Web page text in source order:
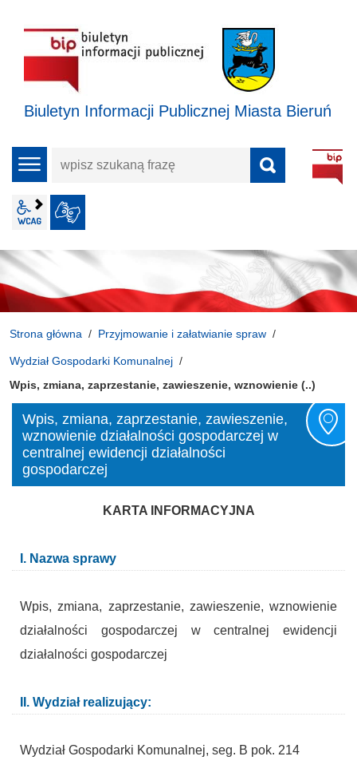
Biuletyn Informacji Publicznej Miasta Bieruń
menu
wpisz
frazę
wcag2.1
Strona główna Przyjmowanie i załatwianie spraw
Wydział Gospodarki Komunalnej
Wpis, zmiana, zaprzestanie, zawieszenie, wznowienie (..)
Wpis, zmiana, zaprzestanie, zawieszenie,
wznowienie działalności gospodarczej w
centralnej ewidencji działalności
gospodarczej
KARTA INFORMACYJNA
I. Nazwa sprawy
Wpis, zmiana, zaprzestanie, zawieszenie, wznowienie
działalności gospodarczej w centralnej ewidencji
działalności gospodarczej
II. Wydział realizujący:
Wydział Gospodarki Komunalnej, seg. B pok. 214